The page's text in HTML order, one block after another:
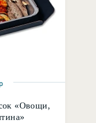
«Овощи,